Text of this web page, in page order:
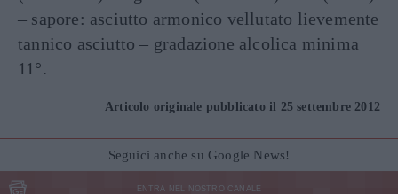
– sapore: asciutto armonico vellutato lievemente
tannico asciutto – gradazione alcolica minima
11°.
Articolo originale pubblicato il 25 settembre 2012
Seguici anche su Google News!
ENTRA NEL NOSTRO CANALE